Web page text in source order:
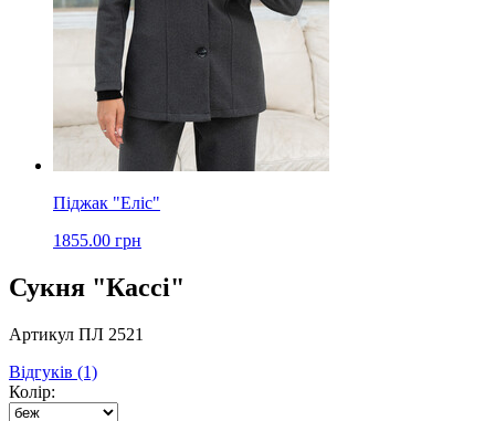
Піджак "Еліс"
1855.00 грн
Сукня "Кассі"
Артикул ПЛ 2521
Відгуків (1)
Колір: